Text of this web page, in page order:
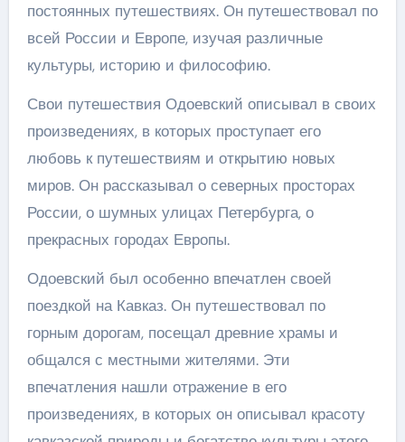
постоянных путешествиях. Он путешествовал по
всей России и Европе, изучая различные
культуры, историю и философию.
Свои путешествия Одоевский описывал в своих
произведениях, в которых проступает его
любовь к путешествиям и открытию новых
миров. Он рассказывал о северных просторах
России, о шумных улицах Петербурга, о
прекрасных городах Европы.
Одоевский был особенно впечатлен своей
поездкой на Кавказ. Он путешествовал по
горным дорогам, посещал древние храмы и
общался с местными жителями. Эти
впечатления нашли отражение в его
произведениях, в которых он описывал красоту